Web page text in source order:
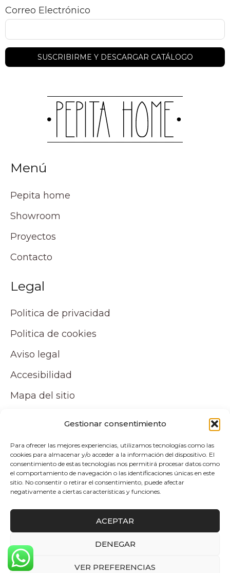
Gestionar consentimiento
Para ofrecer las mejores experiencias, utilizamos tecnologías como las
cookies para almacenar y/o acceder a la información del dispositivo. El
consentimiento de estas tecnologías nos permitirá procesar datos como
el comportamiento de navegación o las identificaciones únicas en este
sitio. No consentir o retirar el consentimiento, puede afectar
negativamente a ciertas características y funciones.
ACEPTAR
DENEGAR
VER PREFERENCIAS
Correo Electrónico
Menú
Pepita home
Showroom
Proyectos
Contacto
Legal
Politica de privacidad
Politica de cookies
Aviso legal
Accesibilidad
Mapa del sitio
Tu cuenta
Mi cuenta
Carrito
Politica de envio y devoluciones
Copyright © 2026 Atelier by Pepita Home |